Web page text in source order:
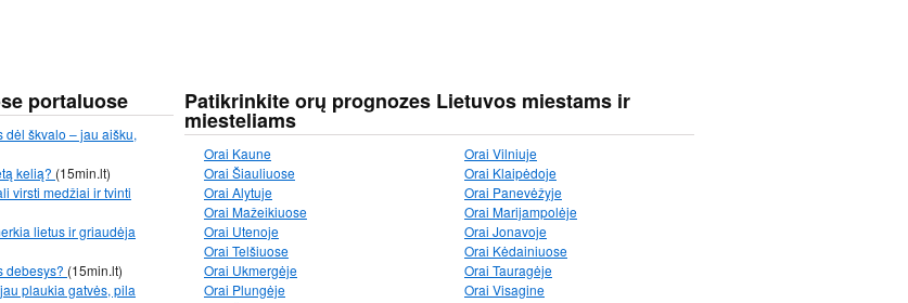
portaluose
dėl škvalo – jau aišku,
kelią? (15min.lt)
virsti medžiai ir tvinti
lietus ir griaudėja
debesys? (15min.lt)
plaukia gatvės, pila
Patikrinkite orų prognozes Lietuvos miestams ir
miesteliams
Orai Kaune
Orai Šiauliuose
Orai Alytuje
Orai Mažeikiuose
Orai Utenoje
Orai Telšiuose
Orai Ukmergėje
Orai Plungėje
Orai Vilniuje
Orai Klaipėdoje
Orai Panevėžyje
Orai Marijampolėje
Orai Jonavoje
Orai Kėdainiuose
Orai Tauragėje
Orai Visagine